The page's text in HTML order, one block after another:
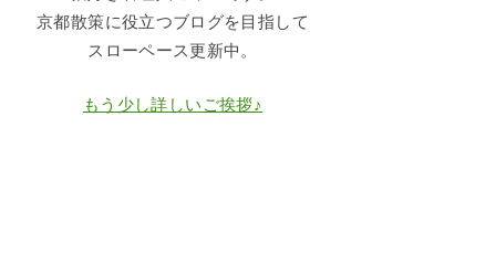
京都散策に役立つブログを目指して
スローペース更新中。
もう少し詳しいご挨拶♪